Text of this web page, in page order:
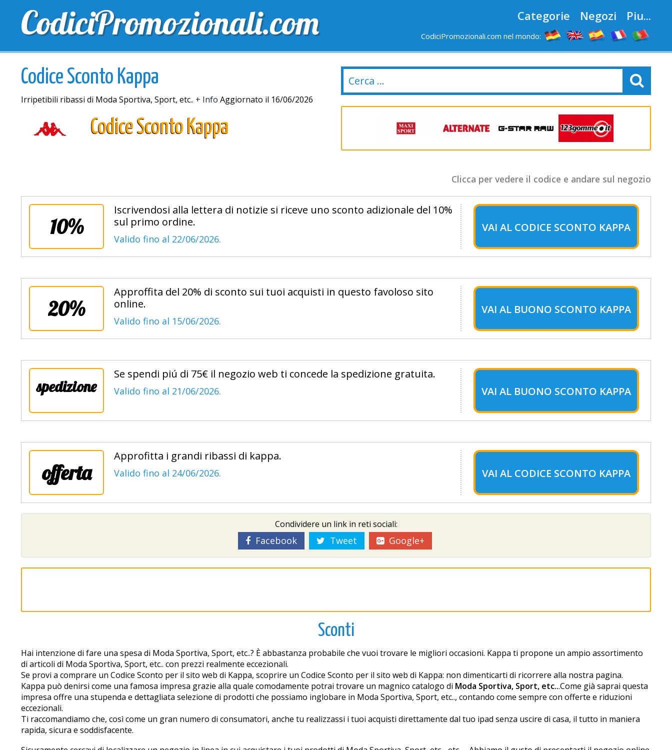
CodiciPromozionali.com Categorie Negozi Piu...
CodiciPromozionali.com nel mondo:
TOP SCONTI NUOVI NEGOZI
Codice Sconto Kappa
Irripetibili ribassi di Moda Sportiva, Sport, etc.. + Info Aggiornato il 16/06/2026
Codice Sconto Kappa
Clicca per vedere il codice e andare sul negozio
10%
Iscrivendosi alla lettera di notizie si riceve uno sconto adizionale del 10%
sul primo ordine.
Valido fino al 22/06/2026.
VAI AL CODICE SCONTO KAPPA
20%
Approffita del 20% di sconto sui tuoi acquisti in questo favoloso sito
online.
Valido fino al 15/06/2026.
VAI AL BUONO SCONTO KAPPA
spedizione
Se spendi piú di 75€ il negozio web ti concede la spedizione gratuita.
Valido fino al 21/06/2026. VAI AL BUONO SCONTO KAPPA
offerta
Approfitta i grandi ribassi di kappa.
Valido fino al 24/06/2026. VAI AL CODICE SCONTO KAPPA
Condividere un link in reti sociali:
Facebook Tweet Google+
Sconti
Hai intenzione di fare una spesa di Moda Sportiva, Sport, etc..? È abbastanza probabile che vuoi trovare le migliori occasioni. Kappa ti propone un ampio assortimento
di articoli di Moda Sportiva, Sport, etc.. con prezzi realmente eccezionali.
Se provi a comprare un Codice Sconto per il sito web di Kappa, scoprire un Codice Sconto per il sito web di Kappa: non dimenticarti di ricorrere alla nostra pagina.
Kappa può definirsi come una famosa impresa grazie alla quale comodamente potrai trovare un magnifico catalogo di Moda Sportiva, Sport, etc...Come già saprai questa
impresa offre una stupenda e dettagliata selezione di prodotti che possiamo inglobare in Moda Sportiva, Sport, etc.., contando come sempre con offerte e riduzioni
eccezionali.
Ti raccomandiamo che, così come un gran numero di consumatori, anche tu realizzassi i tuoi acquisti direttamente dal tuo ipad senza uscire di casa, il tutto in maniera
rapida, sicura e soddisfacente.